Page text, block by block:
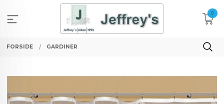
innholdet
0
FORSIDE GARDINER